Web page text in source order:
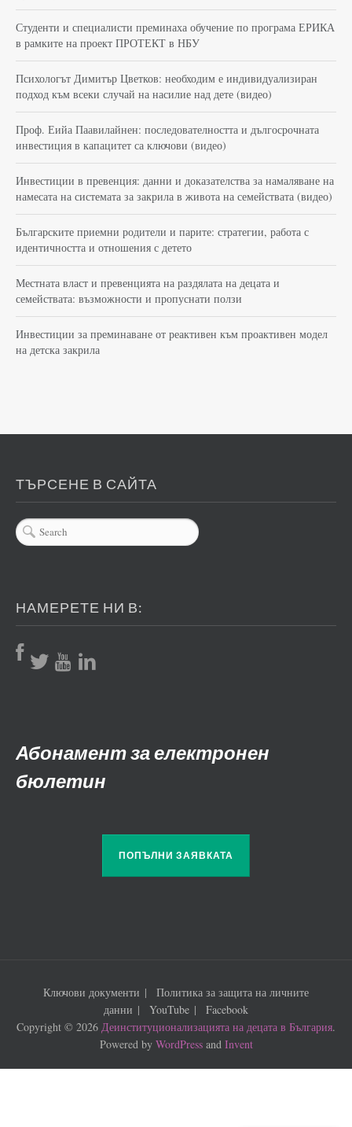
Студенти и специалисти преминаха обучение по програма ЕРИКА
в рамките на проект ПРОТЕКТ в НБУ
Психологът Димитър Цветков: необходим е индивидуализиран
подход към всеки случай на насилие над дете (видео)
Проф. Еийа Паавилайнен: последователността и дългосрочната
инвестиция в капацитет са ключови (видео)
Инвестиции в превенция: данни и доказателства за намаляване на
намесата на системата за закрила в живота на семействата (видео)
Българските приемни родители и парите: стратегии, работа с
идентичността и отношения с детето
Местната власт и превенцията на раздялата на децата и
семействата: възможности и пропуснати ползи
Инвестиции за преминаване от реактивен към проактивен модел
на детска закрила
ТЪРСЕНЕ В САЙТА
НАМЕРЕТЕ НИ В:
Абонамент за електронен
бюлетин
ПОПЪЛНИ ЗАЯВКАТА
Ключови документи
Политика за защита на личните
данни
YouTube
Facebook
Copyright © 2026 Деинституционализацията на децата в България.
Powered by WordPressand Invent